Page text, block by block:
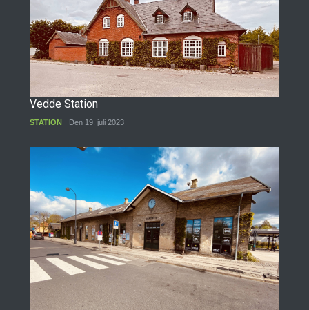
Vedde Station
STATION Den 19. juli 2023